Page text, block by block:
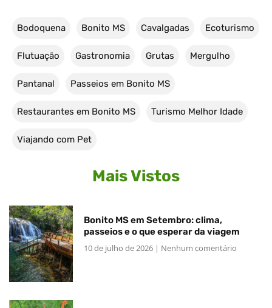
Bodoquena Bonito MS Cavalgadas Ecoturismo
Flutuação Gastronomia Grutas Mergulho
Pantanal Passeios em Bonito MS
Restaurantes em Bonito MS Turismo Melhor Idade
Viajando com Pet
Mais Vistos
Bonito MS em Setembro: clima,
passeios e o que esperar da viagem
10 de julho de 2026
Nenhum comentário